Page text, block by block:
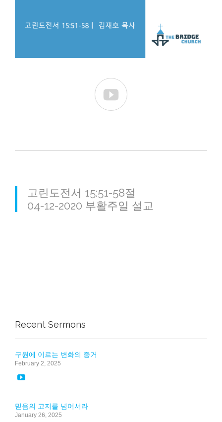

고린도전서 15:51-58절
04-12-2020 부활주일 설교
Recent Sermons
구원에 이르는 변화의 증거
February 2, 2025

믿음의 고지를 넘어서라
January 26, 2025